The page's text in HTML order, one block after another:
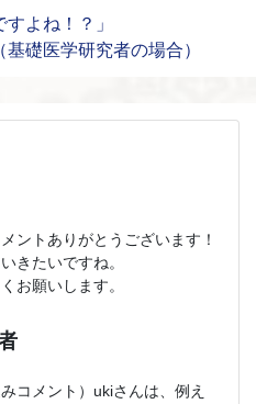
すよね！？」
礎医学研究者の場合）
ントありがとうございます！
きたいですね。
お願いします。
コメント）ukiさんは、例え